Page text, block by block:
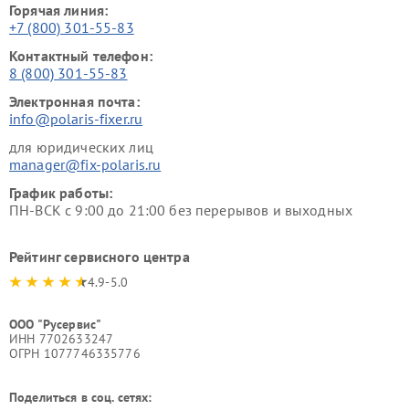
Горячая линия:
+7 (800) 301-55-83
Контактный телефон:
8 (800) 301-55-83
Электронная почта:
info@polaris-fixer.ru
для юридических лиц
manager@fix-polaris.ru
График работы:
ПН-ВСК с 9:00 до 21:00 без перерывов и выходных
Рейтинг сервисного центра
4.9-5.0
ООО "Русервис"
ИНН 7702633247
ОГРН 1077746335776
Поделиться в соц. сетях: